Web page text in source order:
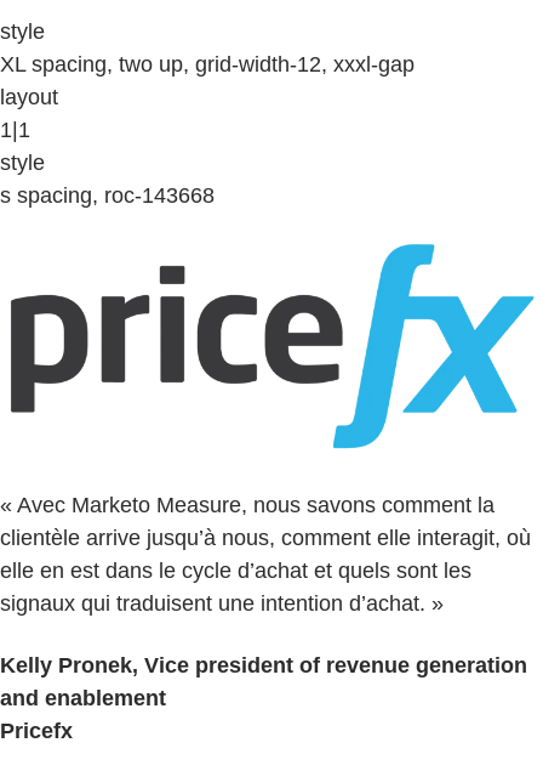
style
XL spacing, two up, grid-width-12, xxxl-gap
layout
1|1
style
s spacing, roc-143668
« Avec Marketo Measure, nous savons comment la
clientèle arrive jusqu’à nous, comment elle interagit, où
elle en est dans le cycle d’achat et quels sont les
signaux qui traduisent une intention d’achat. »
Kelly Pronek, Vice president of revenue generation
and enablement
Pricefx